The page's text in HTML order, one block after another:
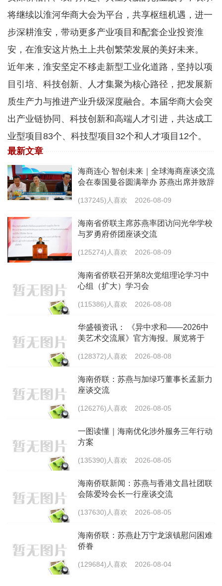
将继续以淮河华商大会为平台，共享枢纽机遇，进一
步深耕淮安，带动更多产业项目和配套企业投资淮
安，在淮安这片热土上共创繁荣发展的美好未来。
近年来，淮安坚定不移走新型工业化道路，坚持以项
目引培、科技创新、人才集聚为核心路径，把发展新
质生产力与推进产业升级深度融合。本届华商大会突
出产业链协同、科技创新和高端人才引进，共达成工
业型项目83个、科技型项目32个和人才项目12个。
最新文章
海商连心 智创未来｜全球海商座谈交流
会在泰国曼谷圆满举办 苏燕出席并致辞
(137245)人喜欢 2026-08-09
海南省侨联主席苏燕率团访问光华学校
与罗勇府侨团座谈交流
(125274)人喜欢 2026-08-09
海南省侨联召开第8次党组理论学习中
心组（扩大）学习会
(115386)人喜欢 2026-08-08
华盛顿资讯： 《异中求和——2026中
美艺术交流展》官方海报。展览将于
国家高尔夫俱乐部华盛顿特区举行。
(128372)人喜欢 2026-08-08
海南侨联：苏燕与加绿巧董事长孟新力
座谈交流
(126276)人喜欢 2026-08-05
一图读懂｜海南优化涉外服务三年行动
方案
(135390)人喜欢 2026-08-05
海南侨联新闻：苏燕与香港文昌社团联
会陈爱玲会长一行座谈交流
(137630)人喜欢 2026-08-05
海南侨联：苏燕赴万宁龙滚镇慰问困难
侨眷
(129684)人喜欢 2026-08-04